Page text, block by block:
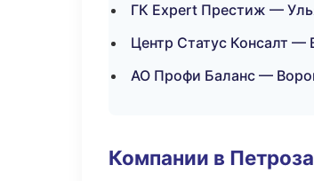
ГК Expert Престиж —
Центр Статус Консалт —
АО Профи Баланс —
Компании в